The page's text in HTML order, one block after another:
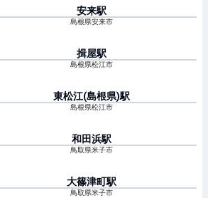
安来駅
島根県安来市
揖屋駅
島根県松江市
東松江(島根県)駅
島根県松江市
和田浜駅
鳥取県米子市
大篠津町駅
鳥取県米子市